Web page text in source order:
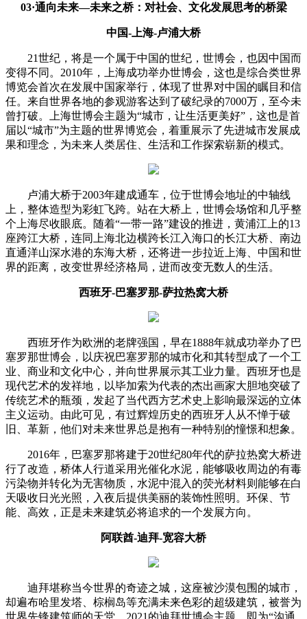
03·通向未来—未来之桥：对社会、文化发展思考的桥梁
中国-上海-卢浦大桥
21世纪，将是一个属于中国的世纪，世博会，也因中国而
变得不同。2010年，上海成功举办世博会，这也是综合类世界
博览会首次在发展中国家举行，体现了世界对中国的瞩目和信
任。来自世界各地的参观游客达到了破纪录的7000万，至今未
曾打破。上海世博会主题为“城市，让生活更美好”，这也是首
届以“城市”为主题的世界博览会，着重展示了先进城市发展成
果和理念，为未来人类居住、生活和工作探索崭新的模式。
卢浦大桥于2003年建成通车，位于世博会地址的中轴线
上，整体造型为彩虹飞跨。站在大桥上，世博会场馆和几乎整
个上海尽收眼底。随着“一带一路”建设的推进，黄浦江上的13
座跨江大桥，连同上海北边横跨长江入海口的长江大桥、南边
直通洋山深水港的东海大桥，还将进一步拉近上海、中国和世
界的距离，改变世界经济格局，进而改变无数人的生活。
西班牙-巴塞罗那-萨拉热窝大桥
西班牙作为欧洲的老牌强国，早在1888年就成功举办了巴
塞罗那世博会，以庆祝巴塞罗那的城市化和其转型成了一个工
业、商业和文化中心，并向世界展示其工业力量。西班牙也是
现代艺术的发祥地，以毕加索为代表的杰出画家大胆地突破了
传统艺术的瓶颈，发起了当代西方艺术史上影响最深远的立体
主义运动。由此可见，有过辉煌历史的西班牙人从不惮于破
旧、革新，他们对未来世界总是抱有一种特别的憧憬和想象。
2016年，巴塞罗那将建于20世纪80年代的萨拉热窝大桥进
行了改造，桥体人行道采用光催化水泥，能够吸收周边的有毒
污染物并转化为无害物质，水泥中混入的荧光材料则能够在白
天吸收日光光照，入夜后提供美丽的装饰性照明。环保、节
能、高效，正是未来建筑必将追求的一个发展方向。
阿联酋-迪拜-宽容大桥
迪拜堪称当今世界的奇迹之城，这座被沙漠包围的城市，
却遍布哈里发塔、棕榈岛等充满未来色彩的超级建筑，被誉为
世界先锋建筑师的天堂。2021的迪拜世博会主题，即为“沟通